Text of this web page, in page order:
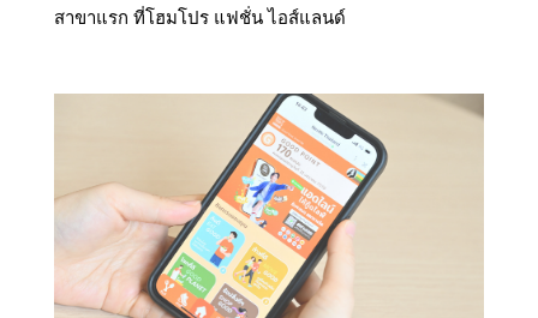
สาขาแรก ที่โฮมโปร แฟชั่น ไอส์แลนด์